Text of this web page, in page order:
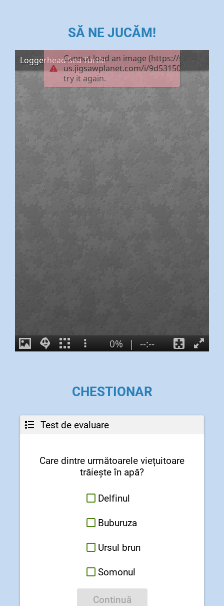
SĂ NE JUCĂM!
CHESTIONAR
Test de evaluare
Care dintre următoarele viețuitoare
trăiește în apă?
Delfinul
Buburuza
Ursul brun
Somonul
Continuă